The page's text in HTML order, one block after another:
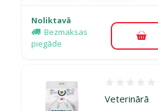
Noliktavā
Bezmaksas
piegāde
Veterinārā